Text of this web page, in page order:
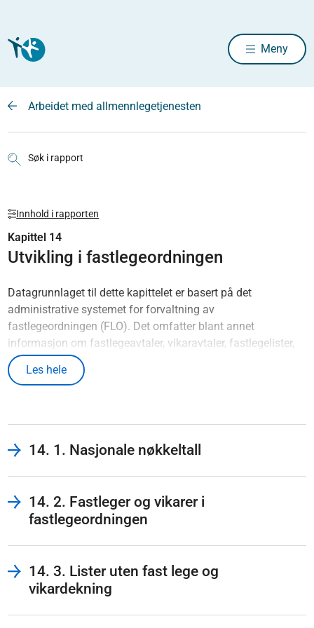
Meny
Arbeidet med allmennlegetjenesten
Søk i rapport
Innhold i rapporten
Kapittel 14
Utvikling i fastlegeordningen
Datagrunnlaget til dette kapittelet er basert på det
administrative systemet for forvaltning av
fastlegeordningen (FLO). Det omfatter blant annet
informasjon om fastlegeavtaler, vikaravtaler, fastlegelister,
ventelister og bytte av fastlege. Kapittelet starter med en
tabell med nasjonale utviklingstall som gir en samlet
sentralitetsklasser slik dette er definert av Statistisk
sentralbyrå. Tabeller etter sentralitet og fylker og en
kommunetabell finnes i
kommuner inngår ikke som egne kommuner i
fastlegeordningen. Befolkningen får fastlegetjenester
gjennom samarbeid med andre kommuner
Rekrutteringen til fastlegeordningen er bedret. De siste årene
har det vært en større netto tilvekst av fastleger enn tidligere
år, og aller mest i 2024. Veksten har sikret økt legedekning til
tross for ekstra stor innbyggervekst de siste årene. Langt
flere innbyggere fikk fastlege og færre fastlegelister forble
ubesatte gjennom 2024, noe som har fortsatt i 2025. Hver
Les hele
14. 1. Nasjonale nøkkeltall
14. 2. Fastleger og vikarer i
fastlegeordningen
14. 3. Lister uten fast lege og
vikardekning